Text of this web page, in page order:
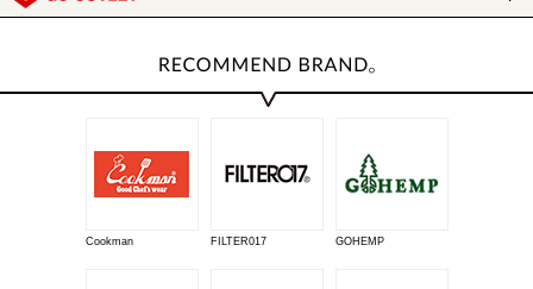
Cookman FILTER017 GOHEMP